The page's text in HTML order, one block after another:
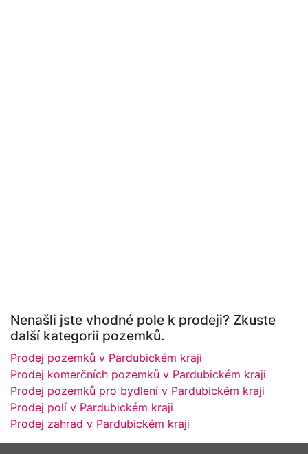
Nenašli jste vhodné pole k prodeji? Zkuste
další kategorii pozemků.
Prodej pozemků v Pardubickém kraji
Prodej komerčních pozemků v Pardubickém kraji
Prodej pozemků pro bydlení v Pardubickém kraji
Prodej polí v Pardubickém kraji
Prodej zahrad v Pardubickém kraji